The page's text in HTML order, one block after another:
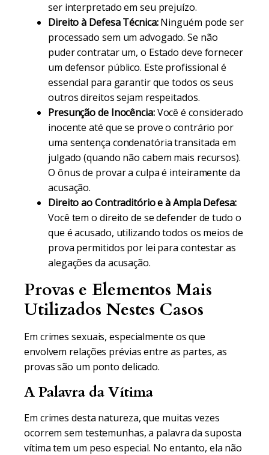
ser interpretado em seu prejuízo.
Direito à Defesa Técnica:Ninguém pode ser
processado sem um advogado. Se não
puder contratar um, o Estado deve fornecer
um defensor público. Este profissional é
essencial para garantir que todos os seus
outros direitos sejam respeitados.
Presunção de Inocência:Você é considerado
inocente até que se prove o contrário por
uma sentença condenatória transitada em
julgado (quando não cabem mais recursos).
O ônus de provar a culpa é inteiramente da
acusação.
Direito ao Contraditório e à Ampla Defesa:
Você tem o direito de se defender de tudo o
que é acusado, utilizando todos os meios de
prova permitidos por lei para contestar as
alegações da acusação.
Provas e Elementos Mais
Utilizados Nestes Casos
Em crimes sexuais, especialmente os que
envolvem relações prévias entre as partes, as
provas são um ponto delicado.
A Palavra da Vítima
Em crimes desta natureza, que muitas vezes
ocorrem sem testemunhas, a palavra da suposta
vítima tem um peso especial. No entanto, ela não